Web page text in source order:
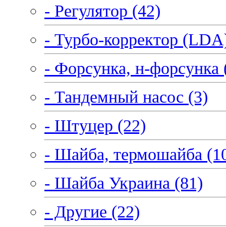
- Регулятор (42)
- Турбо-корректор
- Форсунка, н-форсунка
- Тандемный насос (3)
- Штуцер (22)
- Шайба, термошайба
- Шайба Украина (81)
- Другие (22)